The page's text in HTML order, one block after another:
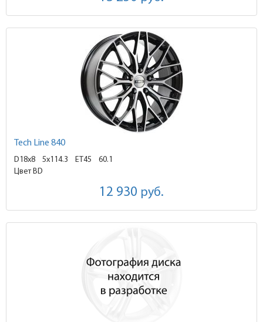
Tech Line 840
D18x8 5x114.3 ET45
60.1
Цвет BD
12 930 руб.